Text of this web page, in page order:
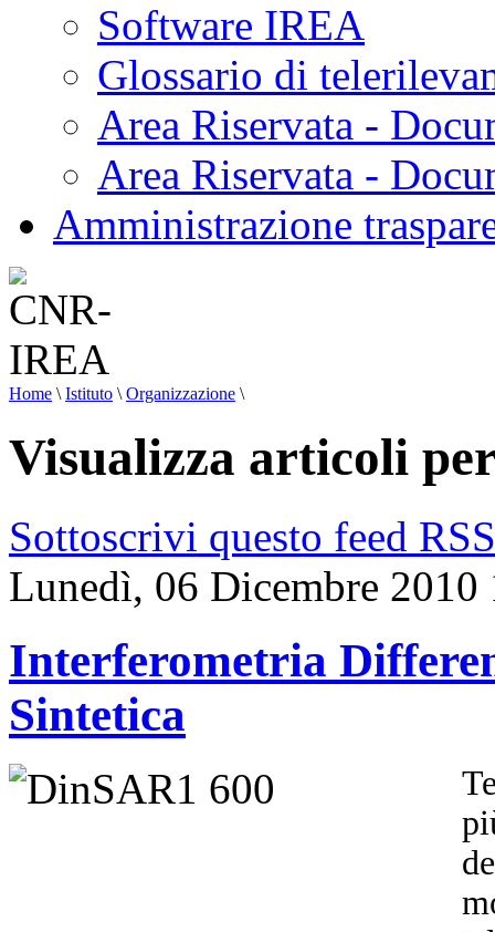
Software IREA
Glossario di
Area Riservata -
Area Riservata -
Amministrazione
Home \ Istituto \ Organizzazione \
Visualizza articoli
Sottoscrivi questo feed RSS
Lunedì, 06 Dicembre 2010
Interferometria
Sintetica